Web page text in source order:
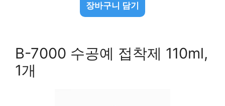
장바구니 담기
B-7000 수공예 접착제 110ml,
1개